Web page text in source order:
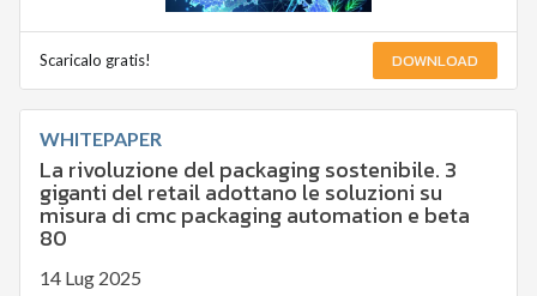
Scaricalo gratis! DOWNLOAD
WHITEPAPER
La rivoluzione del packaging sostenibile. 3
giganti del retail adottano le soluzioni su
misura di cmc packaging automation e beta
80
14 Lug 2025